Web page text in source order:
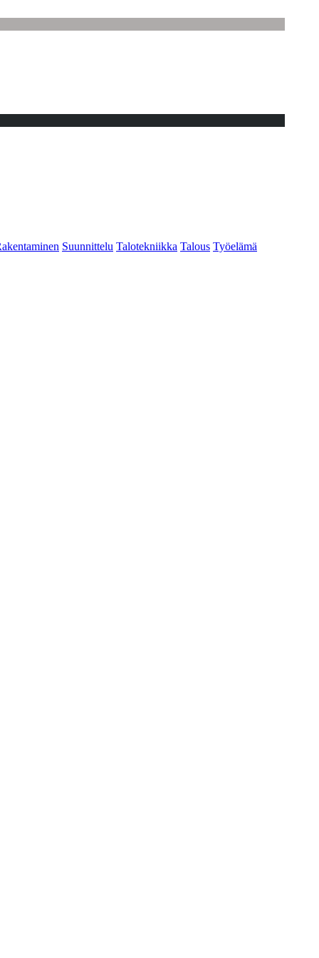
Suunnittelu Talotekniikka Talous Työelämä